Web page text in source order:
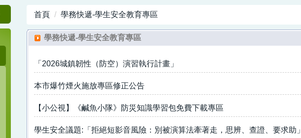
首頁 學務快遞-學生安全教育專區
學務快遞-學生安全教育專區
「2026城鎮韌性（防空）演習執行計畫」
本市爆竹煙火施放專區修正公告
【小公視】《鹹魚小隊》防災知識學習包免費下載專區
學生安全議題:「拒絕短影音風險：別被演算法牽著走，思辨、查證、要求助」